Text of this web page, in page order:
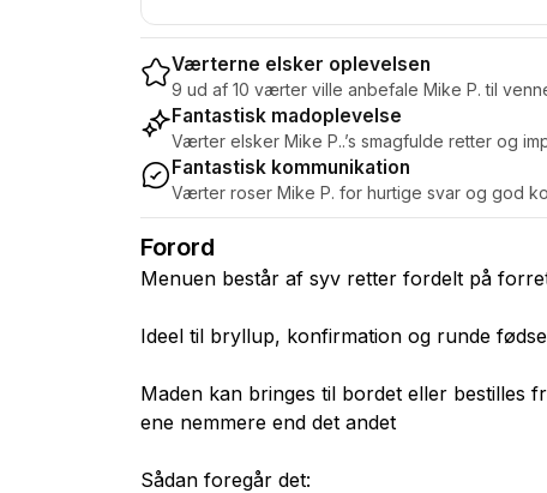
Værterne elsker oplevelsen
9 ud af 10 værter ville anbefale Mike P. til
Fantastisk madoplevelse
Værter elsker Mike P..’s smagfulde retter og
Fantastisk kommunikation
Værter roser Mike P. for hurtige svar og god
Forord
Menuen består af syv retter fordelt på
Ideel til bryllup, konfirmation og runde
Maden kan bringes til bordet eller bestilles
ene nemmere end det andet
Sådan foregår det: